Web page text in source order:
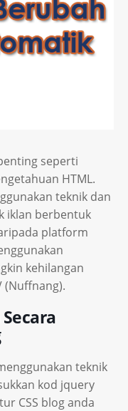
seperti
HTML.
teknik dan
iklan berbentuk
platform
kehilangan
(Nuffnang).
teknik
kod jquery
CSS blog anda